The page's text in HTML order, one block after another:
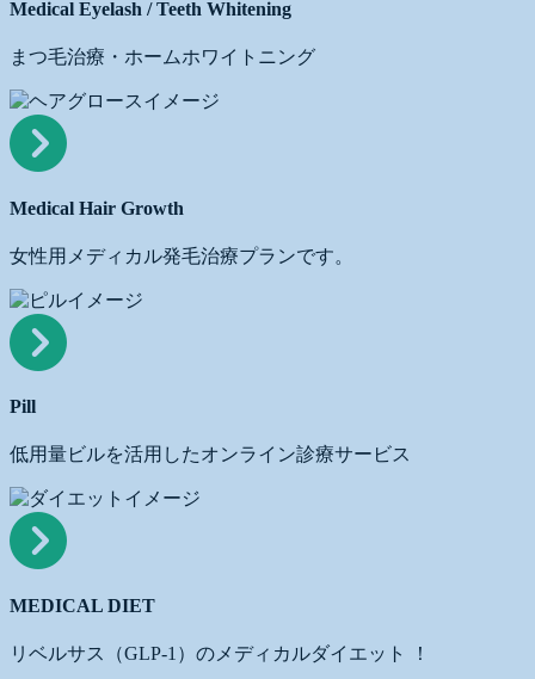
Medical Eyelash / Teeth Whitening
まつ毛治療・ホームホワイトニング
Medical
Hair
Growth
Medical Hair Growth
女性用メディカル発毛治療プランです。
Pill
Pill
低用量ビルを活用したオンライン診療サービス
MEDICAL
DIET
MEDICAL DIET
リベルサス（GLP-1）のメディカルダイエット ！